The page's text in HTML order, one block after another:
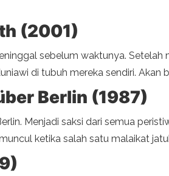
(2001)
sebelum waktunya.
di tubuh mereka sendiri.
Berlin (1987)
Menjadi saksi dari semua
ketika salah satu malaikat